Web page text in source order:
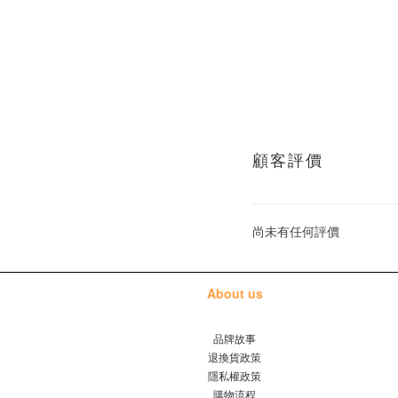
顧客評價
尚未有任何評價
About us
品牌故事
退換貨政策
隱私權政策
購物流程